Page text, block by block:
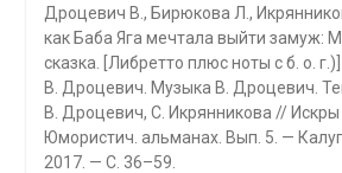
Дроцевич В., Бирюкова Л.,
как Баба Яга мечтала выйти замуж:
сказка. [Либретто плюс ноты с б. о.
В. Дроцевич. Музыка В. Дроцевич.
В. Дроцевич, С. Икрянникова //
Юмористич. альманах. Вып. 5. —
2017. — С. 36–59.